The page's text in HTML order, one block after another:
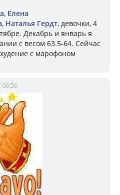
, Елена
, Наталья Гердт, девочки, 4
Декабрь и январь я
с весом 63.5-64. Сейчас
с марофоном
06:56